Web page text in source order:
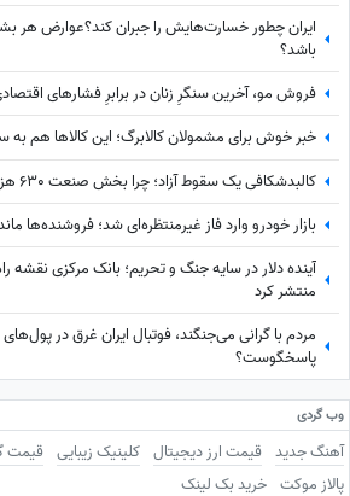
ایران چطور خسارت‌هایش را جبران کند؟عوارض هر
باشد؟
فروش مو، آخرین سنگرِ زنان در برابرِ فشارهای
خبر خوش برای مشمولان کالابرگ؛ این کالاها هم
کالبدشکافی یک سقوط آزاد؛ چرا بخش صنعت 630 هزار کارگر را اخراج کرد؟
بازار خودرو وارد فاز غیرمنتظره‌ای شد؛ فروشنده‌ها
آینده دلار در سایه جنگ و تحریم؛ بانک مرکزی نقشه
منتشر کرد
مردم با گرانی می‌جنگند، فوتبال ایران غرق در
پاسخگوست؟
وب گردی
آهنگ جدید قیمت ارز دیجیتال کلینیک زیبایی قیمت
پالاز موکت خرید بک لینک